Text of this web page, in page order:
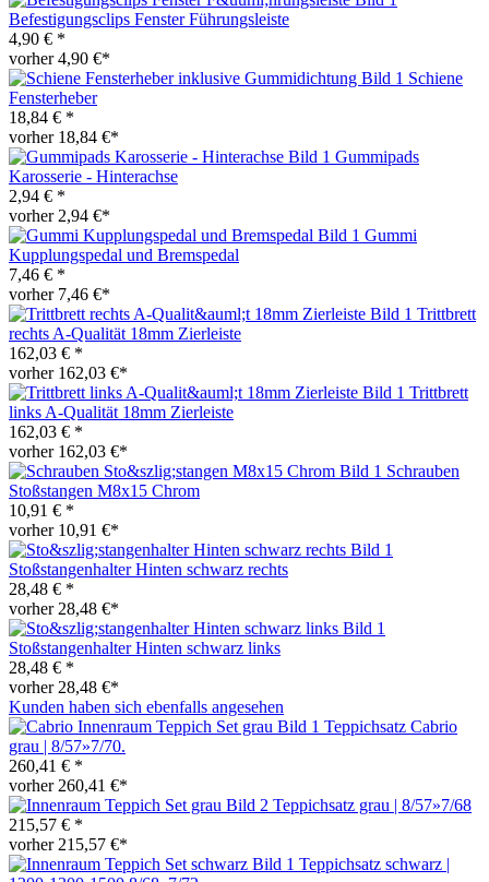
Befestigungsclips Fenster Führungsleiste
4,90 € *
vorher 4,90 €*
Schiene
Fensterheber
18,84 € *
vorher 18,84 €*
Gummipads
Karosserie - Hinterachse
2,94 € *
vorher 2,94 €*
Gummi
Kupplungspedal und Bremspedal
7,46 € *
vorher 7,46 €*
Trittbrett
rechts A-Qualität 18mm Zierleiste
162,03 € *
vorher 162,03 €*
Trittbrett
links A-Qualität 18mm Zierleiste
162,03 € *
vorher 162,03 €*
Schrauben
Stoßstangen M8x15 Chrom
10,91 € *
vorher 10,91 €*
Stoßstangenhalter Hinten schwarz rechts
28,48 € *
vorher 28,48 €*
Stoßstangenhalter Hinten schwarz links
28,48 € *
vorher 28,48 €*
Kunden haben sich ebenfalls angesehen
Teppichsatz Cabrio
grau | 8/57»7/70.
260,41 € *
vorher 260,41 €*
Teppichsatz grau | 8/57»7/68
215,57 € *
vorher 215,57 €*
Teppichsatz schwarz |